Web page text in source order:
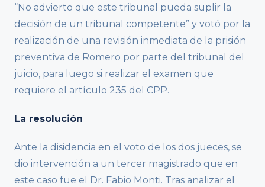
“No advierto que este tribunal pueda suplir la
decisión de un tribunal competente” y votó por la
realización de una revisión inmediata de la prisión
preventiva de Romero por parte del tribunal del
juicio, para luego si realizar el examen que
requiere el artículo 235 del CPP.
La resolución
Ante la disidencia en el voto de los dos jueces, se
dio intervención a un tercer magistrado que en
este caso fue el Dr. Fabio Monti. Tras analizar el